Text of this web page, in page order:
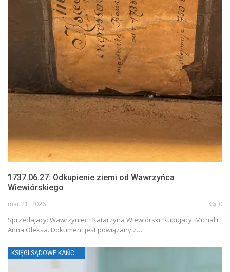
1737.06.27: Odkupienie ziemi od Wawrzyńca
Wiewiórskiego
mar 21, 2026 0
Sprzedajacy: Wawrzyniec i Katarzyna Wiewiórski. Kupujacy: Michał i
Anna Oleksa. Dokument jest powiązany z…
KSIĘGI SĄDOWE KAŃCZUGI